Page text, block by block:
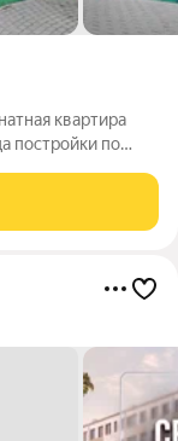
квартира
постройки по
прямо на